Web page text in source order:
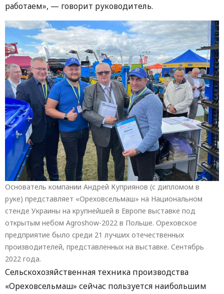
работаем», — говорит руководитель.
Основатель компании Андрей Куприянов (с дипломом в
руке) представляет «Ореховсельмаш» на Национальном
стенде Украины на крупнейшей в Европе выставке под
открытым небом Agroshow-2022 в Польше. Ореховское
предприятие было среди 21 лучших отечественных
производителей, представленных на выставке. Сентябрь
2022 года.
Сельскохозяйственная техника производства
«Ореховсельмаш» сейчас пользуется наибольшим